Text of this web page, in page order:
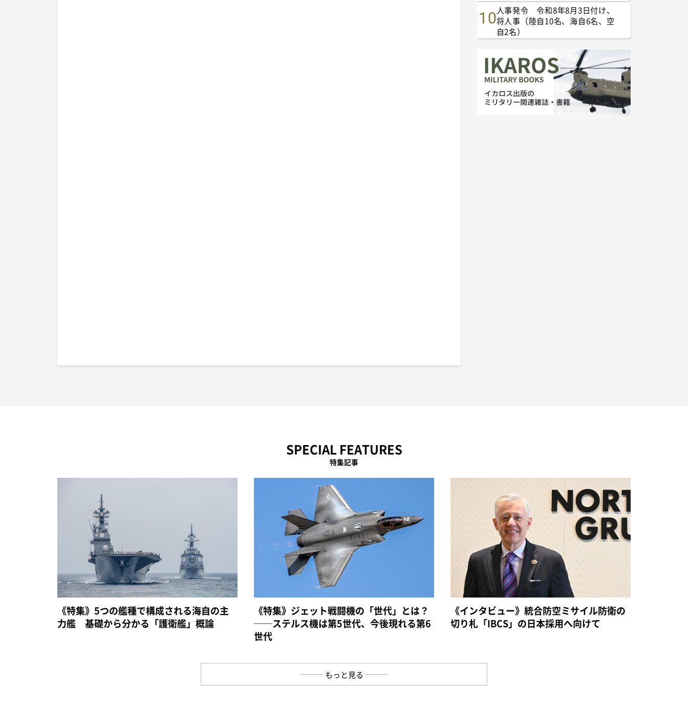
人事発令 令和8年8月3日付け、
将人事（陸自10名、海自6名、空
自2名）
SPECIAL FEATURES
特集記事
《特集》5つの艦種で構成される海自の主
力艦 基礎から分かる「護衛艦」概論
《特集》ジェット戦闘機の「世代」とは？
──ステルス機は第5世代、今後現れる第6
世代
《インタビュー》統合防空ミサイル防衛の
切り札「IBCS」の日本採用へ向けて
もっと見る